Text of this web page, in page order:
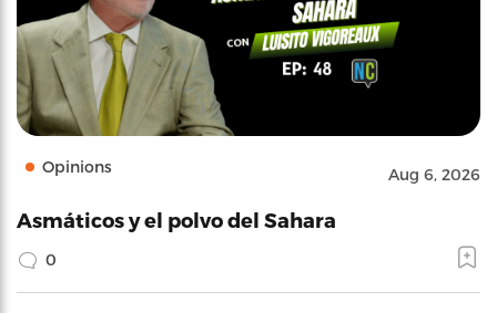
Opinions Aug 6, 2026
Asmáticos y el polvo del Sahara
0